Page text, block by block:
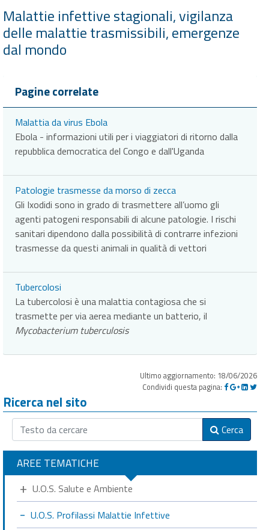
Malattie infettive stagionali, vigilanza
delle malattie trasmissibili, emergenze
dal mondo
Pagine correlate
Malattia da virus Ebola
Ebola - informazioni utili per i viaggiatori di ritorno dalla
repubblica democratica del Congo e dall'Uganda
Patologie trasmesse da morso di zecca
Gli Ixodidi sono in grado di trasmettere all’uomo gli
agenti patogeni responsabili di alcune patologie. I rischi
sanitari dipendono dalla possibilità di contrarre infezioni
trasmesse da questi animali in qualità di vettori
Tubercolosi
La tubercolosi è una malattia contagiosa che si
trasmette per via aerea mediante un batterio, il
Mycobacterium tuberculosis
Ultimo aggiornamento: 18/06/2026
Condividi questa pagina:
Ricerca nel sito
Cerca
AREE TEMATICHE
U.O.S. Salute e Ambiente
U.O.S. Profilassi Malattie Infettive